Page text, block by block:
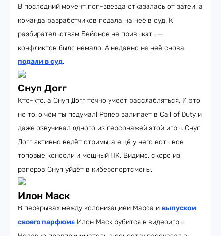
В последний момент поп-звезда отказалась от затеи, а
команда разработчиков подала на неё в суд. К
разбирательствам Бейонсе не привыкать —
конфликтов было немало. А недавно на неё снова
подали в суд.
Снуп Догг
Кто-кто, а Снуп Догг точно умеет расслабляться. И это
не то, о чём ты подумал! Рэпер залипает в Call of Duty и
даже озвучивал одного из персонажей этой игры. Снуп
Догг активно ведёт стримы, а ещё у него есть все
топовые консоли и мощный ПК. Видимо, скоро из
рэперов Снуп уйдёт в киберспортсмены.
Илон Маск
В перерывах между колонизацией Марса и выпуском
своего парфюма Илон Маск рубится в видеоигры.